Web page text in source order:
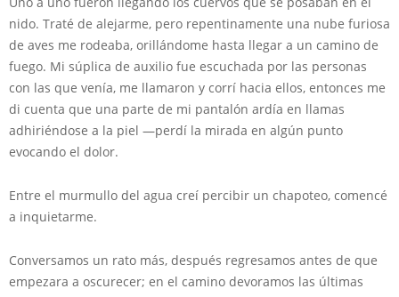
nido. Traté de alejarme, pero repentinamente una nube furiosa
de aves me rodeaba, orillándome hasta llegar a un camino de
fuego. Mi súplica de auxilio fue escuchada por las personas
con las que venía, me llamaron y corrí hacia ellos, entonces me
di cuenta que una parte de mi pantalón ardía en llamas
adhiriéndose a la piel —perdí la mirada en algún punto
evocando el dolor.
Entre el murmullo del agua creí percibir un chapoteo, comencé
a inquietarme.
Conversamos un rato más, después regresamos antes de que
empezara a oscurecer; en el camino devoramos las últimas